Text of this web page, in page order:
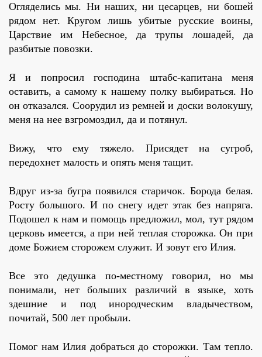
Огляделись мы. Ни наших, ни цесарцев, ни бошей
рядом нет. Кругом лишь убитые русские воины,
Царствие им Небесное, да трупы лошадей, да
разбитые повозки.
Я и попросил господина штабс-капитана меня
оставить, а самому к нашему полку выбираться. Но
он отказался. Соорудил из ремней и доски волокушу,
меня на нее взгромоздил, да и потянул.
Вижу, что ему тяжело. Присядет на сугроб,
передохнет малость и опять меня тащит.
Вдруг из-за бугра появился старичок. Борода белая.
Росту большого. И по снегу идет этак без напряга.
Подошел к нам и помощь предложил, мол, тут рядом
церковь имеется, а при ней теплая сторожка. Он при
доме Божием сторожем служит. И зовут его Илия.
Все это дедушка по-местному говорил, но мы
понимали, нет больших различий в языке, хоть
здешние и под инородческим владычеством,
почитай, 500 лет пробыли.
Помог нам Илия добраться до сторожки. Там тепло.